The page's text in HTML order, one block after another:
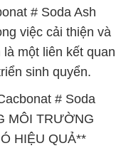
# Soda Ash
việc cải thiện và
một liên kết quan
sinh quyển.
# Soda
MÔI TRƯỜNG
HIỆU QUẢ**